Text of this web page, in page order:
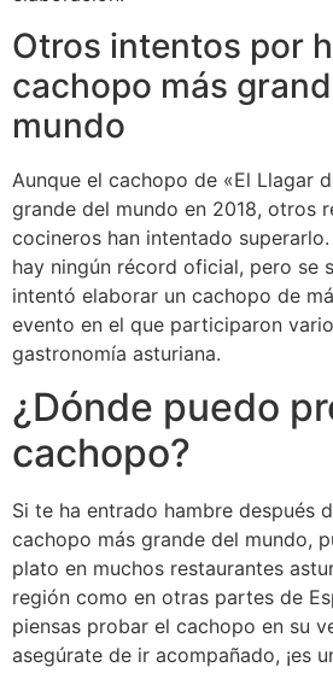
Otros intentos por
cachopo más
mundo
Aunque el cachopo de «El Llagar
grande del mundo en 2018, otros
cocineros han intentado
hay ningún récord oficial, pero se
intentó elaborar un cachopo de
evento en el que participaron
gastronomía asturiana.
¿Dónde puedo
cachopo?
Si te ha entrado hambre después
cachopo más grande del mundo,
plato en muchos restaurantes
región como en otras partes de
piensas probar el cachopo en su
asegúrate de ir acompañado, ¡es